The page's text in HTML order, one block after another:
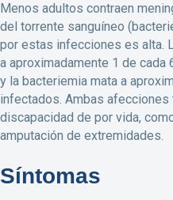
Menos adultos contraen
del torrente sanguíneo
por estas infecciones es alta.
a aproximadamente 1 de
y la bacteriemia mata a
infectados. Ambas
discapacidad de por vida,
amputación de extremidades.
Síntomas